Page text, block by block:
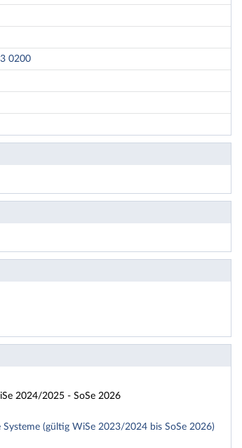
0200
2024/2025 - SoSe 2026
(gültig WiSe 2023/2024 bis SoSe 2026)